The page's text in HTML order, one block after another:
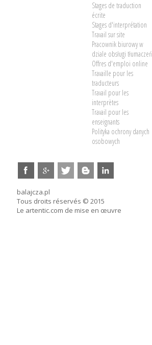
Stages de traduction
écrite
Stages d'interprétation
Travail sur site
Pracownik biurowy w
dziale obsługi tłumaczeń
Offres d'emploi online
Travaille pour les
traducteurs
Travail pour les
interprètes
Travail pour les
enseignants
Polityka ochrony danych
osobowych
balajcza.pl
Tous droits réservés © 2015
Le artentic.com de mise en œuvre